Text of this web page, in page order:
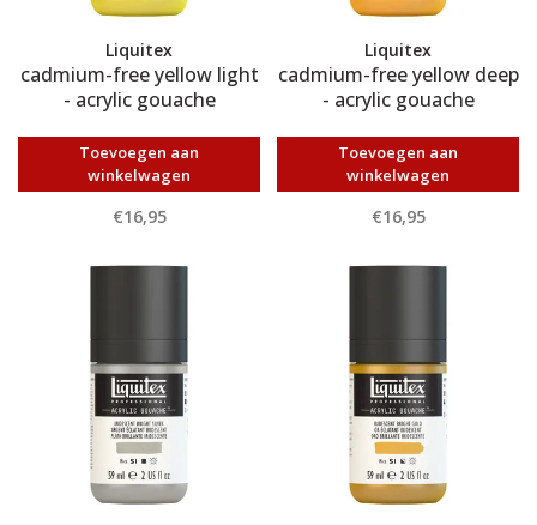
Liquitex
cadmium-free yellow light
- acrylic gouache
Toevoegen aan
winkelwagen
€16,95
Liquitex
cadmium-free yellow deep
- acrylic gouache
Toevoegen aan
winkelwagen
€16,95